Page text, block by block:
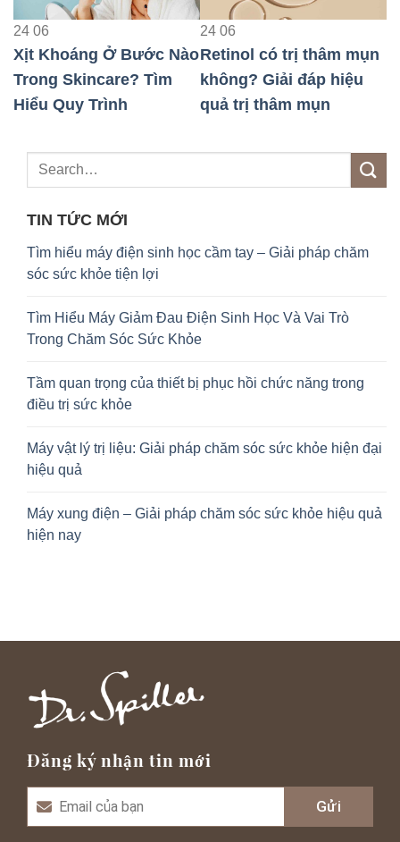
Ở Bước Nào
Tìm
Trình
Retinol có trị thâm mụn
không? Giải đáp hiệu
quả trị thâm mụn
Hiện
Peel Da:
và Cách
TIN TỨC MỚI
Tìm hiểu máy điện sinh học cầm tay – Giải pháp chăm
sóc sức khỏe tiện lợi
Tìm Hiểu Máy Giảm Đau Điện Sinh Học Và Vai Trò
Trong Chăm Sóc Sức Khỏe
Tầm quan trọng của thiết bị phục hồi chức năng trong
điều trị sức khỏe
Máy vật lý trị liệu: Giải pháp chăm sóc sức khỏe hiện đại
hiệu quả
Máy xung điện – Giải pháp chăm sóc sức khỏe hiệu quả
hiện nay
Đăng ký nhận tin mới